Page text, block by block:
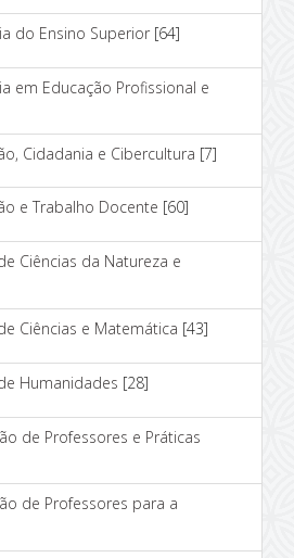
do Ensino Superior [64]
em Educação Profissional e
Cidadania e Cibercultura [7]
e Trabalho Docente [60]
Ciências da Natureza e
Ciências e Matemática [43]
Humanidades [28]
de Professores e Práticas
de Professores para a